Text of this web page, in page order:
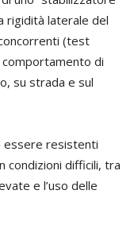
rigidità laterale del
(test
di
su strada e sul
essere resistenti
condizioni difficili, tra
e l’uso delle